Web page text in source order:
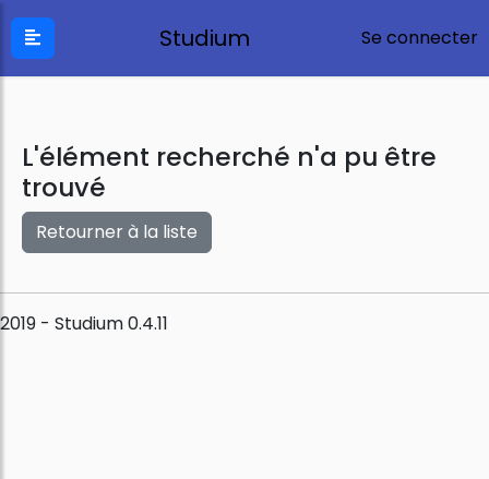
Studium Se connecter
L'élément recherché n'a pu être
trouvé
Retourner à la liste
2019 - Studium 0.4.11